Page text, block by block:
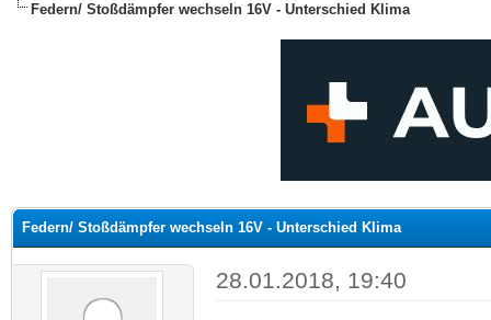
Federn/ Stoßdämpfer wechseln 16V - Unterschied Klima
Federn/ Stoßdämpfer wechseln 16V - Unterschied Klima
28.01.2018, 19:40